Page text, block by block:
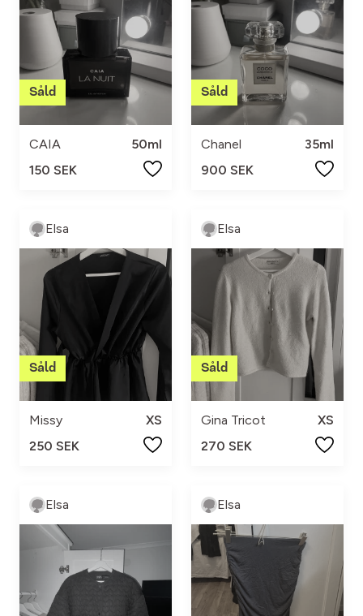
CAIA
50ml
150 SEK
Chanel
35ml
900 SEK
Elsa
Missy
XS
250 SEK
Elsa
Gina Tricot
XS
270 SEK
Elsa Elsa